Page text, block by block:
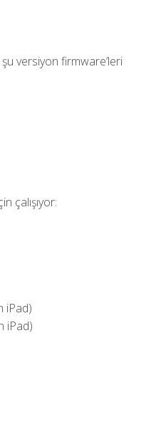
versiyon firmware’leri
çalışıyor:
iPad)
iPad)